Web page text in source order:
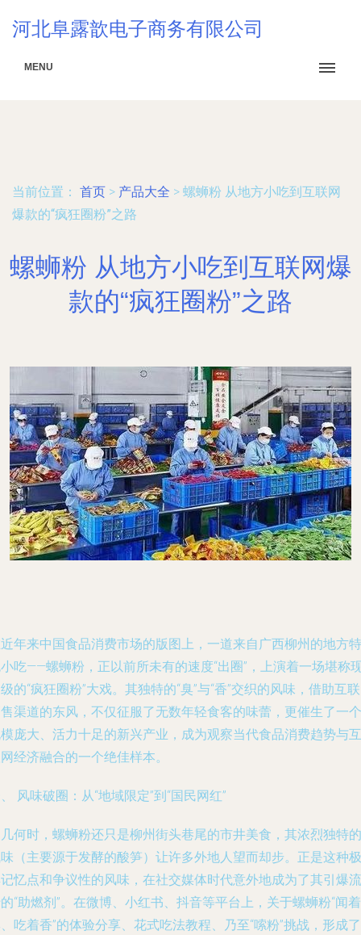
河北阜露歆电子商务有限公司
MENU
当前位置： 首页 > 产品大全 > 螺蛳粉 从地方小吃到互联网
爆款的“疯狂圈粉”之路
螺蛳粉 从地方小吃到互联网爆
款的“疯狂圈粉”之路
年来中国食品消费市场的版图上，一道来自广西柳州的地方特
吃——螺蛳粉，正以前所未有的速度“出圈”，上演着一场堪称
的“疯狂圈粉”大戏。其独特的“臭”与“香”交织的风味，借助互
渠道的东风，不仅征服了无数年轻食客的味蕾，更催生了一个
庞大、活力十足的新兴产业，成为观察当代食品消费趋势与互
经济融合的一个绝佳样本。
风味破圈：从“地域限定”到“国民网红”
何时，螺蛳粉还只是柳州街头巷尾的市井美食，其浓烈独特的
（主要源于发酵的酸笋）让许多外地人望而却步。正是这种极
忆点和争议性的风味，在社交媒体时代意外地成为了其引爆流
“助燃剂”。在微博、小红书、抖音等平台上，关于螺蛳粉“闻着
吃着香”的体验分享、花式吃法教程、乃至“嗦粉”挑战，形成了